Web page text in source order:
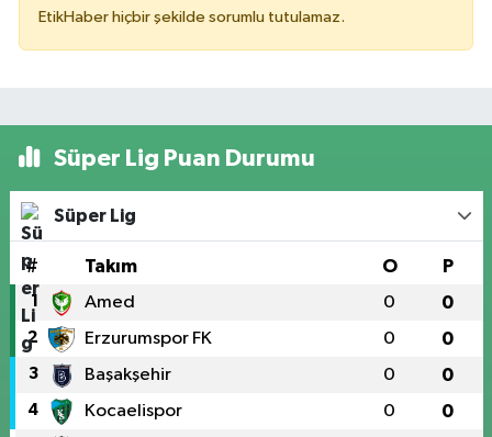
EtikHaber hiçbir şekilde sorumlu tutulamaz.
Süper Lig Puan Durumu
Süper Lig
# Takım O P
1 Amed 0 0
2 Erzurumspor FK 0 0
3 Başakşehir 0 0
4 Kocaelispor 0 0